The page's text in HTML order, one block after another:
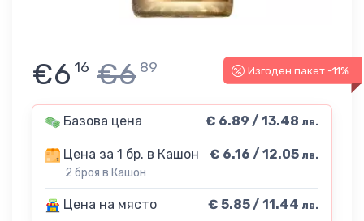
Изгоден пакет -11%
€6 16 €6 89
Базова цена € 6.89 / 13.48 лв.
Цена за 1 бр. в Кашон
2 броя в Кашон
€ 6.16 / 12.05 лв.
Цена на място € 5.85 / 11.44 лв.